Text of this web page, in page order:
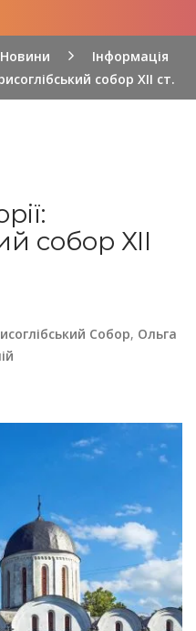
Новини
Інформація
собор ХІІ ст.
собор ХІІ
Собор, Ольга